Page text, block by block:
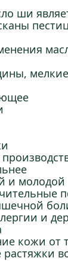
ши
и молодой
и
кожи от